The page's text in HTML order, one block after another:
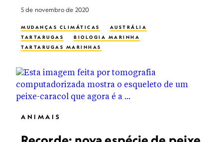
5 de novembro de 2020
MUDANÇAS CLIMÁTICAS
AUSTRÁLIA
TARTARUGAS
BIOLOGIA MARINHA
TARTARUGAS MARINHAS
ANIMAIS